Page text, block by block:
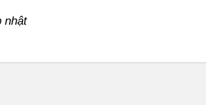
nhật